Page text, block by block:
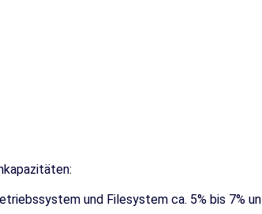
und Filesystem ca. 5% bis 7%